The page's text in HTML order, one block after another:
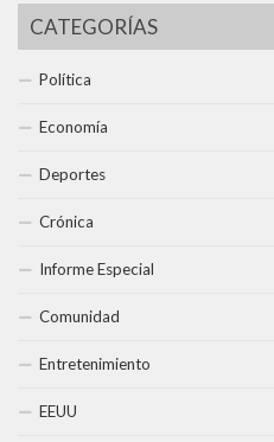
CATEGORÍAS
Política
Economía
Deportes
Crónica
Informe Especial
Comunidad
Entretenimiento
EEUU